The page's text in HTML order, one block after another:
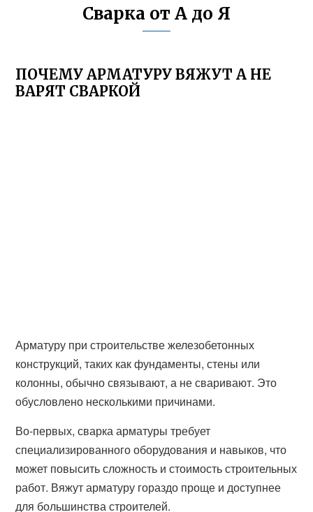
Сварка от А до Я
ПОЧЕМУ АРМАТУРУ ВЯЖУТ А НЕ
ВАРЯТ СВАРКОЙ
Арматуру при строительстве железобетонных
конструкций, таких как фундаменты, стены или
колонны, обычно связывают, а не сваривают. Это
обусловлено несколькими причинами.
Во-первых, сварка арматуры требует
специализированного оборудования и навыков, что
может повысить сложность и стоимость строительных
работ. Вяжут арматуру гораздо проще и доступнее
для большинства строителей.